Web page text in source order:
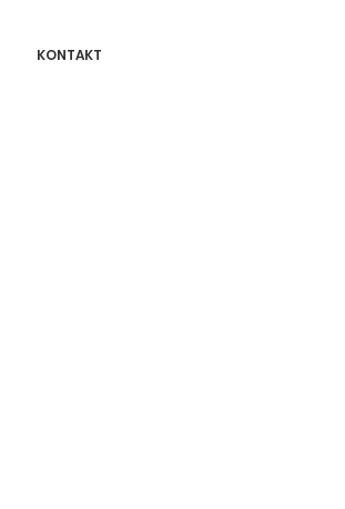
KONTAKT